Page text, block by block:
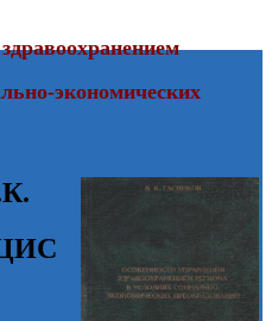
экономических